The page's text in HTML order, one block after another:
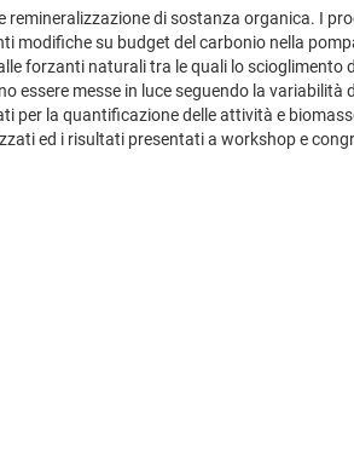
remineralizzazione di sostanza organica. I
modifiche su budget del carbonio nella
forzanti naturali tra le quali lo scioglimento
essere messe in luce seguendo la variabilità
per la quantificazione delle attività e
ed i risultati presentati a workshop e